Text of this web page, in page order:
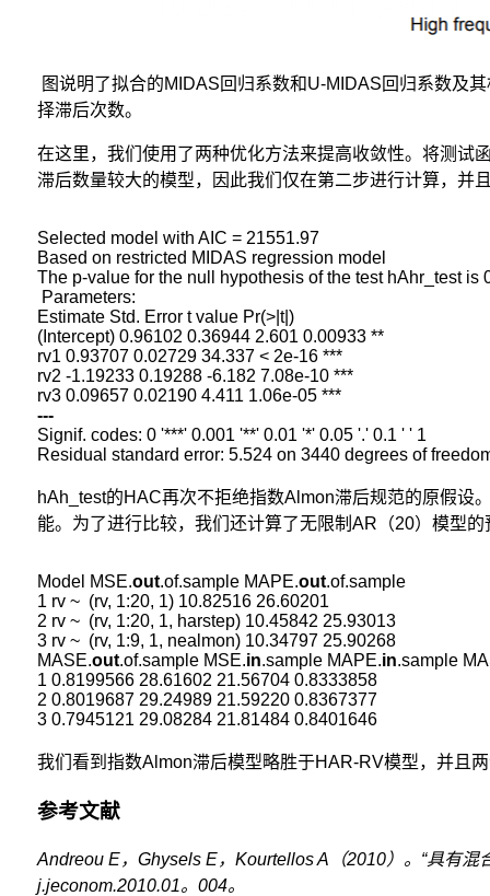
图说明了拟合的MIDAS回归系数和U-MIDAS回归系数及
择滞后次数。
在这里，我们使用了两种优化方法来提高收敛性。将测试
滞后数量较大的模型，因此我们仅在第二步进行计算，并
Selected model with AIC = 21551.97
Based on restricted MIDAS regression model
The p-value for the null hypothesis of the test hAhr_test is
Parameters:
Estimate Std. Error t value Pr(>|t|)
(Intercept) 0.96102 0.36944 2.601 0.00933 **
rv1 0.93707 0.02729 34.337 < 2e-16 ***
rv2 -1.19233 0.19288 -6.182 7.08e-10 ***
rv3 0.09657 0.02190 4.411 1.06e-05 ***
---
Signif. codes: 0 '***' 0.001 '**' 0.01 '*' 0.05 '.' 0.1 ' ' 1
hAh_test的HAC再次不拒绝指数Almon滞后规范的原假设
能。为了进行比较，我们还计算了无限制AR（20）模型的
Model MSE.out.of.sample MAPE.out.of.sample
1 rv ~  (rv, 1:20, 1) 10.82516 26.60201
2 rv ~  (rv, 1:20, 1, harstep) 10.45842 25.93013
3 rv ~  (rv, 1:9, 1, nealmon) 10.34797 25.90268
MASE.out.of.sample MSE.in.sample MAPE.in.sample
1 0.8199566 28.61602 21.56704 0.8333858
2 0.8019687 29.24989 21.59220 0.8367377
3 0.7945121 29.08284 21.81484 0.8401646
我们看到指数Almon滞后模型略胜于HAR-RV模型，并且
参考文献
Andreou E，Ghysels E，Kourtellos A（2010）。“具有
j.jeconom.2010.01。004。